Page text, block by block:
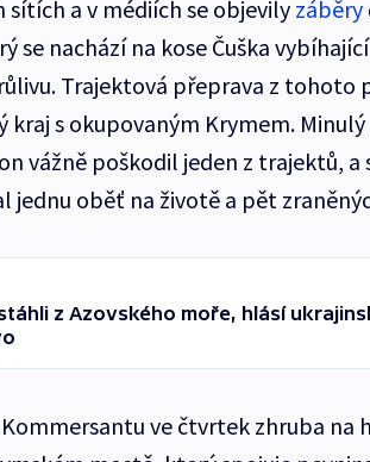
sítích a v médiích se objevily záběry
se nachází na kose Čuška
Trajektová přeprava z tohoto
kraj s okupovaným Krymem.
vážně poškodil jeden z trajektů, a
jednu oběť na životě a pět
z Azovského moře, hlásí
ve čtvrtek zhruba na